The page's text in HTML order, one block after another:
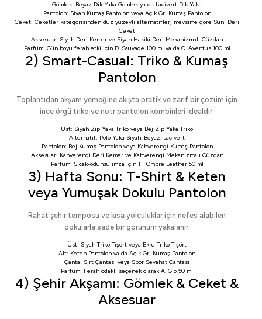
Gömlek: Beyaz Dik Yaka Gömlek ya da Lacivert Dik Yaka
Pantolon: Siyah Kumaş Pantolonveya Açık Gri Kumaş Pantolon
Ceket: Ceketler kategorisinden düz yüzeyli alternatifler; mevsime göre Suni Deri
Ceket
Aksesuar: Siyah Deri Kemer ve Siyah Hakiki Deri Mekanizmalı Cüzdan
Parfüm: Gün boyu ferah etki için D. Sauvage 100 ml ya da C. Aventus 100 ml
2) Smart-Casual: Triko & Kumaş
Pantolon
Toplantıdan akşam yemeğine akışta pratik ve zarif bir çözüm için
ince örgü triko ve nötr pantolon kombinleri idealdir.
Üst: Siyah Zip Yaka Triko veya Bej Zip Yaka Triko
Alternatif: Polo Yaka Siyah, Beyaz, Lacivert
Pantolon: Bej Kumaş Pantolonveya Kahverengi Kumaş Pantolon
Aksesuar: Kahverengi Deri Kemerve Kahverengi Mekanizmalı Cüzdan
Parfüm: Sıcak-odunsu imza içinTF Ombre Leather 50 ml
3) Hafta Sonu: T-Shirt & Keten
veya Yumuşak Dokulu Pantolon
Rahat şehir temposu ve kısa yolculuklar için nefes alabilen
dokularla sade bir görünüm yakalanır.
Üst: Siyah Triko Tişört veya Ekru Triko Tişört
Alt: Keten Pantolon ya da Açık Gri Kumaş Pantolon
Çanta: Sırt Çantası veya Spor Seyahat Çantası
Parfüm: Ferah odaklı seçenek olarak A. Gio 50 ml
4) Şehir Akşamı: Gömlek & Ceket &
Aksesuar